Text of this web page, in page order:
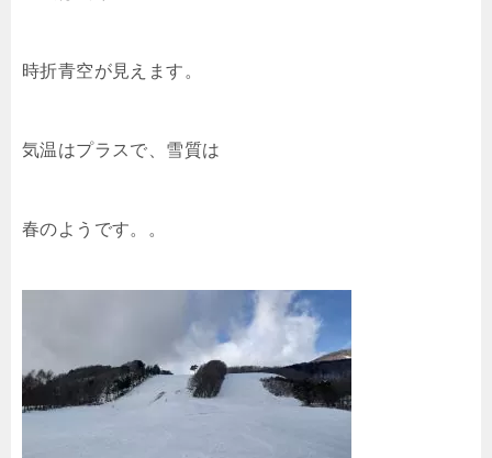
時折青空が見えます。
気温はプラスで、雪質は
春のようです。。